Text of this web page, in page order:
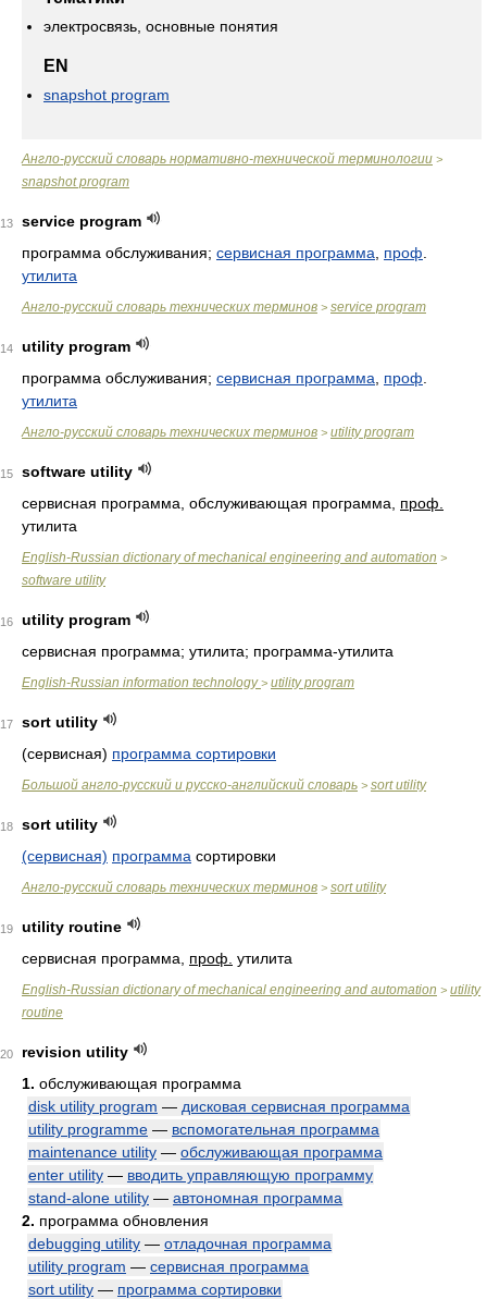
электросвязь, основные понятия
EN
snapshot program
Англо-русский словарь нормативно-технической терминологии >
snapshot program
13
service program
программа обслуживания; сервисная программа проф
утилита
Англо-русский словарь технических терминов > service program
14
utility program
программа обслуживания; сервисная программа проф
утилита
Англо-русский словарь технических терминов > utility program
15
software utility
сервисная программа, обслуживающая программа, проф.
утилита
English-Russian dictionary of mechanical engineering and automation >
software utility
16
utility program
сервисная программа; утилита; программа-утилита
English-Russian information technology> utility program
17
sort utility
(сервисная) программа сортировки
Большой англо-русский и русско-английский словарь > sort utility
18
sort utility
(сервисная) программа сортировки
Англо-русский словарь технических терминов > sort utility
19
utility routine
сервисная программа, проф. утилита
English-Russian dictionary of mechanical engineering and automation > utility
routine
20
revision utility
1. обслуживающая программа
disk utility program — дисковая сервисная программа
utility programme — вспомогательная программа
maintenance utility — обслуживающая программа
enter utility — вводить управляющую программу
stand-alone utility — автономная программа
2. программа обновления
debugging utility — отладочная программа
utility program — сервисная программа
sort utility — программа сортировки